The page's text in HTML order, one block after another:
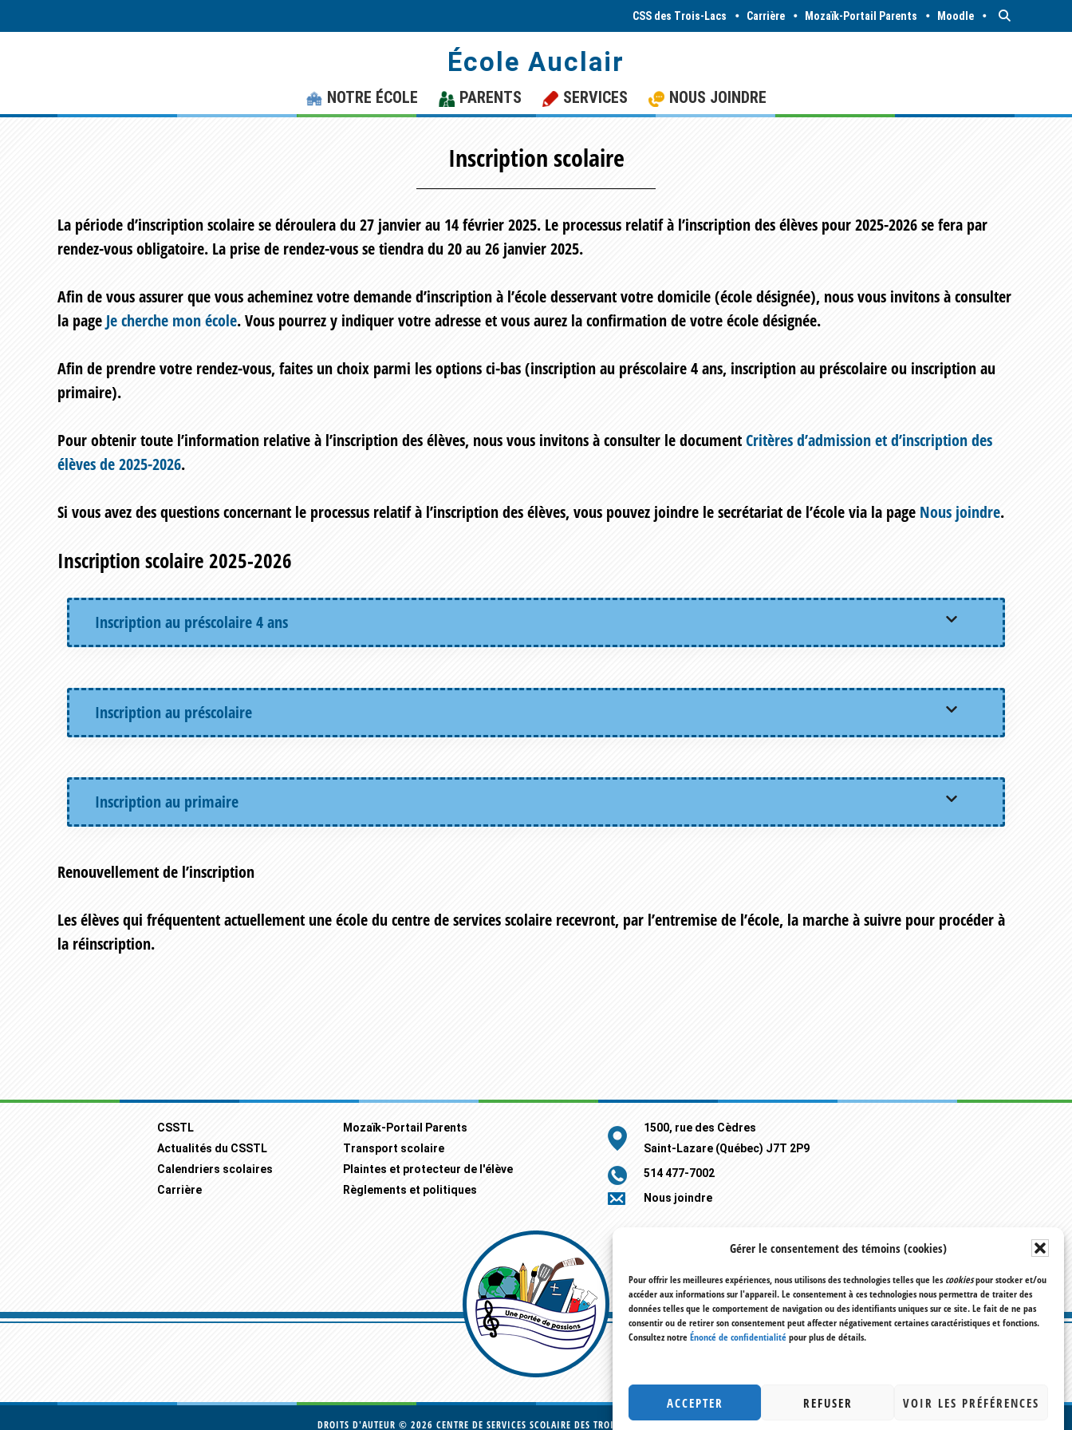
Gérer le consentement des témoins (cookies)
Pour offrir les meilleures expériences, nous utilisons des technologies telles que les cookiespour stocker et/ou
accéder aux informations sur l'appareil. Le consentement à ces technologies nous permettra de traiter des
données telles que le comportement de navigation ou des identifiants uniques sur ce site. Le fait de ne pas
consentir ou de retirer son consentement peut affecter négativement certaines caractéristiques et fonctions.
Consultez notreÉnoncé de confidentialitépour plus de détails.
ACCEPTER REFUSER VOIR LES PRÉFÉRENCES
to
to
CSS des Trois-Lacs Carrière Mozaïk-Portail Parents Moodle
École Auclair
NOTRE ÉCOLE PARENTS SERVICES NOUS JOINDRE
Inscription scolaire
La période d’inscription scolaire se déroulera du 27 janvier au 14 février 2025. Le processus relatif à l’inscription des élèves pour 2025-2026se fera par
rendez-vous obligatoire. La prise de rendez-vous se tiendra du 20 au 26 janvier 2025.
Afin de vous assurer que vous acheminez votre demande d’inscription à l’école desservant votre domicile (école désignée), nous vous invitons à consulter
la page Je cherche mon école. Vous pourrez y indiquer votre adresse et vous aurez la confirmation de votre école désignée.
Afin de prendre votre rendez-vous, faites un choix parmi les options ci-bas (inscription au préscolaire 4 ans, inscription au préscolaire ou inscription au
primaire).
Pour obtenir toute l’information relative à l’inscription des élèves, nous vous invitons à consulter le documentCritères d’admission et d’inscription des
élèves de 2025-2026.
Si vous avez des questions concernant le processus relatif à l’inscription des élèves, vous pouvez joindre le secrétariat de l’école via la page Nous joindre.
Inscription scolaire 2025-2026
Inscription au préscolaire 4 ans
Inscription au préscolaire
Inscription au primaire
Renouvellement de l’inscription
Les élèves qui fréquentent actuellement une école du centre de services scolaire recevront, par l’entremise de l’école, la marche à suivre pour procéder à
la réinscription.
Footer
CSSTL
Actualités du CSSTL
Calendriers scolaires
Carrière
Mozaïk-Portail Parents
Transport scolaire
Plaintes et protecteur de l'élève
Règlements et politiques
1500, rue des Cèdres
Saint-Lazare (Québec) J7T 2P9
514 477-7002
Nous joindre
DROITS D'AUTEUR © 2026 CENTRE DE SERVICES SCOLAIRE DES TROIS-LACS· TOUS DROITS RÉSERVÉS